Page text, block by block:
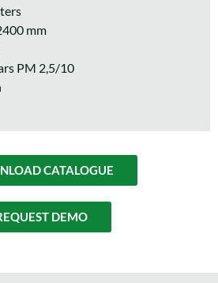
mm
PM 2,5/10
CATALOGUE
DEMO